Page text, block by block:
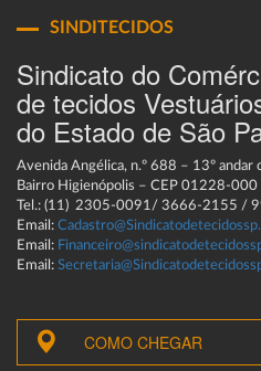
SINDITECIDOS
Sindicato do
de tecidos
do Estado de São
Avenida Angélica, n.º 688 – 13º
Bairro Higienópolis – CEP 01228-000
Tel.: (11) 2305-0091/ 3666-2155 /
Email:
Email:
Email:
COMO CHEGAR